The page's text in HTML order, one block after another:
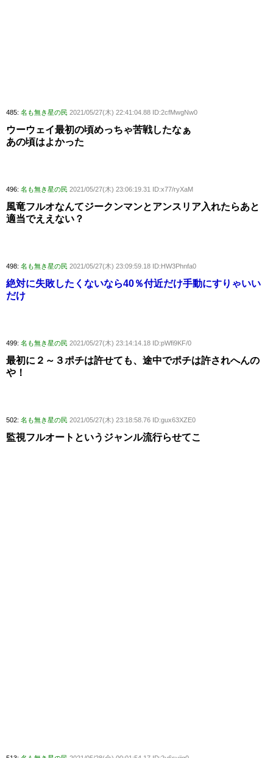
485: 名も無き星の民 2021/05/27(木) 22:41:04.88 ID:2cfMwgNw0
ウーウェイ最初の頃めっちゃ苦戦したなぁ
あの頃はよかった
496: 名も無き星の民 2021/05/27(木) 23:06:19.31 ID:x77/ryXaM
風竜フルオなんてジークンマンとアンスリア入れたらあと
適当でええない？
498: 名も無き星の民 2021/05/27(木) 23:09:59.18 ID:HW3Phnfa0
絶対に失敗したくないなら40％付近だけ手動にすりゃいい
だけ
499: 名も無き星の民 2021/05/27(木) 23:14:14.18 ID:pWfi9KF/0
最初に２～３ポチは許せても、途中でポチは許されへんの
や！
502: 名も無き星の民 2021/05/27(木) 23:18:58.76 ID:gux63XZE0
監視フルオートというジャンル流行らせてこ